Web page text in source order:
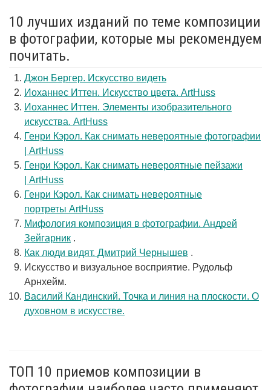
10 лучших изданий по теме композиции
в фотографии, которые мы рекомендуем
почитать.
Джон Бергер. Искусство видеть
Иоханнес Иттен. Искусство цвета. ArtHuss
Иоханнес Иттен. Элементы изобразительного
искусства. ArtHuss
Генри Кэрол. Как снимать невероятные фотографии
| ArtHuss
Генри Кэрол. Как снимать невероятные пейзажи
| ArtHuss
Генри Кэрол. Как снимать невероятные
портреты ArtHuss
Мифология композиция в фотографии. Андрей
Зейгарник .
Как люди видят. Дмитрий Чернышев .
Искусство и визуальное восприятие. Рудольф
Арнхейм.
Василий Кандинский. Точка и линия на плоскости. О
духовном в искусстве.
ТОП 10 приемов композиции в